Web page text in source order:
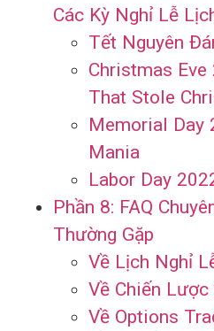
Các Kỳ Nghỉ Lễ
Tết Nguyên
Christmas Eve
That Stole
Memorial Day
Mania
Labor Day
Phần 8: FAQ
Thường Gặp
Về Lịch Nghỉ
Về Chiến Lược
Về Options